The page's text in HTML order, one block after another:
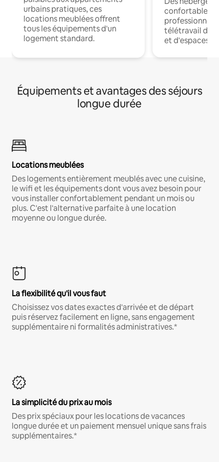
urbains pratiques, ces
locations meublées offrent
tous les équipements d'un
logement standard.
confortables
professionnels
télétravail
et d'espaces
Équipements et avantages des séjours
longue durée
Locations meublées
Des logements entièrement meublés avec une cuisine,
le wifi et les équipements dont vous avez besoin pour
vous installer confortablement pendant un mois ou
plus. C'est l'alternative parfaite à une location
moyenne ou longue durée.
La flexibilité qu'il vous faut
Choisissez vos dates exactes d'arrivée et de départ
puis réservez facilement en ligne, sans engagement
supplémentaire ni formalités administratives.*
La simplicité du prix au mois
Des prix spéciaux pour les locations de vacances
longue durée et un paiement mensuel unique sans frais
supplémentaires.*